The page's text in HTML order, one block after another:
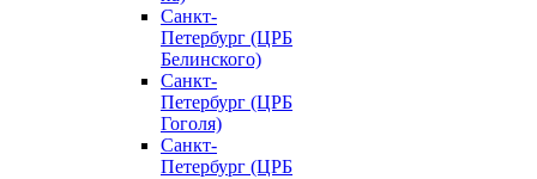
Санкт-
Петербург (ЦРБ
Белинского)
Санкт-
Петербург (ЦРБ
Гоголя)
Санкт-
Петербург (ЦРБ